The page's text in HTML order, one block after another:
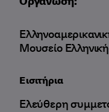
Μουσείο
Εισιτήρια
Ελεύθερη